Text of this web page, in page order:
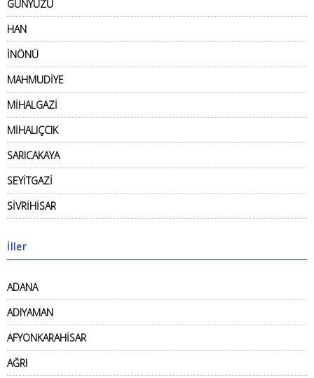
GÜNYÜZÜ
HAN
İNÖNÜ
MAHMUDİYE
MİHALGAZİ
MİHALIÇCIK
SARICAKAYA
SEYİTGAZİ
SİVRİHİSAR
İller
ADANA
ADIYAMAN
AFYONKARAHİSAR
AĞRI